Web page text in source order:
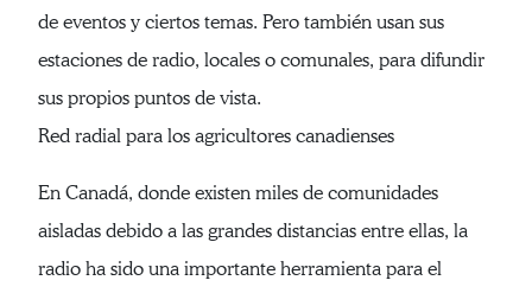
de eventos y ciertos temas. Pero también usan sus
estaciones de radio, locales o comunales, para difundir
sus propios puntos de vista.
Red radial para los agricultores canadienses
En Canadá, donde existen miles de comunidades
aisladas debido a las grandes distancias entre ellas, la
radio ha sido una importante herramienta para el